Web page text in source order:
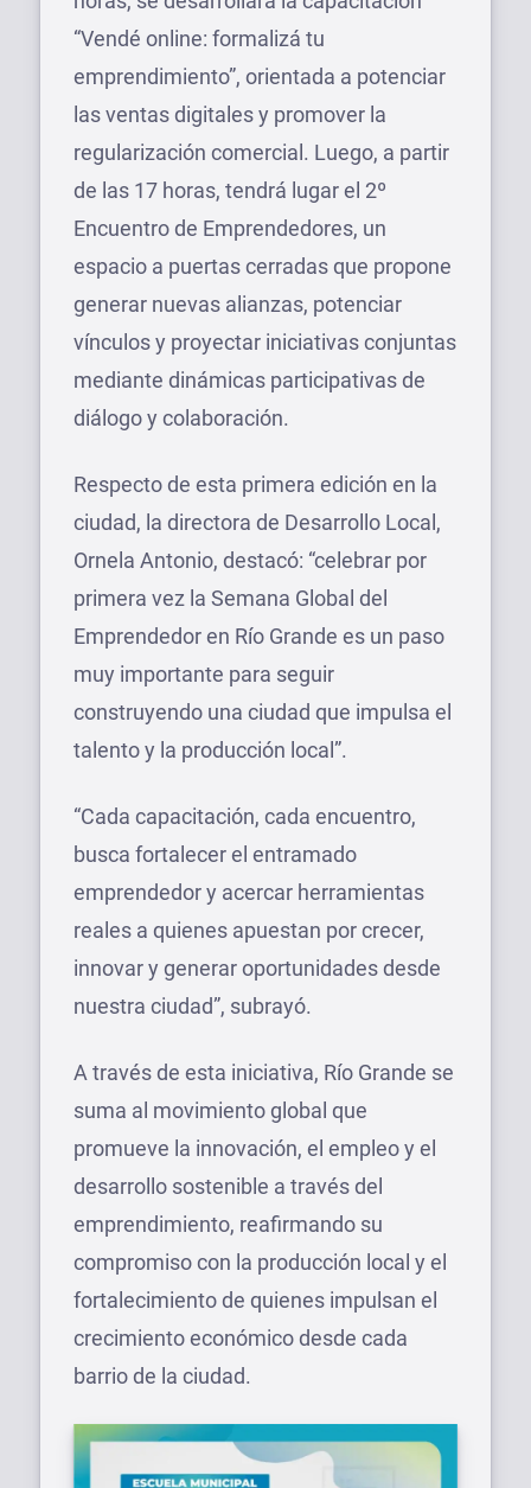
“Vendé online: formalizá tu
emprendimiento”, orientada a potenciar
las ventas digitales y promover la
regularización comercial. Luego, a partir
de las 17 horas, tendrá lugar el 2º
Encuentro de Emprendedores, un
espacio a puertas cerradas que propone
generar nuevas alianzas, potenciar
vínculos y proyectar iniciativas conjuntas
mediante dinámicas participativas de
diálogo y colaboración.
Respecto de esta primera edición en la
ciudad, la directora de Desarrollo Local,
Ornela Antonio, destacó: “celebrar por
primera vez la Semana Global del
Emprendedor en Río Grande es un paso
muy importante para seguir
construyendo una ciudad que impulsa el
talento y la producción local”.
“Cada capacitación, cada encuentro,
busca fortalecer el entramado
emprendedor y acercar herramientas
reales a quienes apuestan por crecer,
innovar y generar oportunidades desde
nuestra ciudad”, subrayó.
A través de esta iniciativa, Río Grande se
suma al movimiento global que
promueve la innovación, el empleo y el
desarrollo sostenible a través del
emprendimiento, reafirmando su
compromiso con la producción local y el
fortalecimiento de quienes impulsan el
crecimiento económico desde cada
barrio de la ciudad.